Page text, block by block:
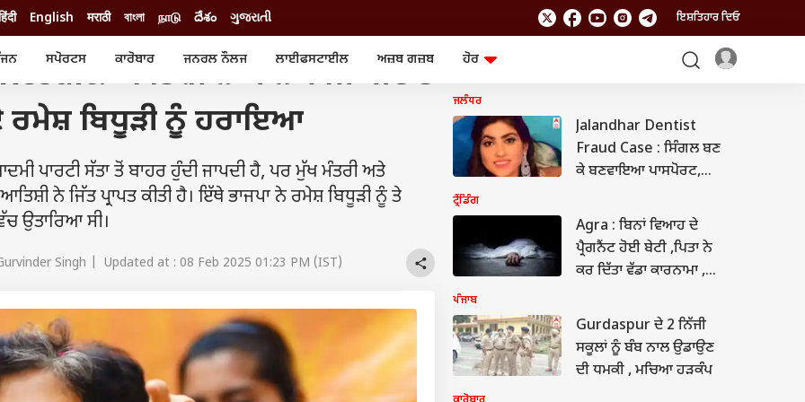
English मराठी বাংলা நாடு దేశం ગુજરાતી ਇਸ਼ਤਿਹਾਰ ਦਿਓ
ਸਪੋਰਟਸ ਕਾਰੋਬਾਰ ਜਨਰਲ ਨੌਲਜ ਲਾਈਫਸਟਾਈਲ ਅਜ਼ਬ ਗਜ਼ਬ
ਹੋਰ
ਸਟਾਰ
ਸਪੋਰਟਸ
ਕ੍ਰਿਕਟ
ਫੁੱਟਬਾਲ
ਆਈਪੀਐਲ
ਕਾਰੋਬਾਰ
ਪਰਸਨਲ ਫਾਈਨਾਂਸ
ਆਈਪੀਓ
ਸਿਹਤ
ਯਾਤਰਾ
Chat GPT
ਜਨਰਲ ਨੌਲਜ
ਅਜ਼ਬ ਗਜ਼ਬ
ਚੋਣਾਂ 2025
ਟ੍ਰੈਂਡਿੰਗ
ਰਾਸ਼ੀਫਲ
ਨੇ ਕਾਲਕਾਜੀ ਸੀਟ ਤੋਂ ਚੋਣ ਜਿੱਤੀ, ਭਾਜਪਾ ਦੇ ਰਮੇਸ਼ ਬਿਧੂੜੀ ਨੂੰ ਹਰਾਇਆ
ਆਤਿਸ਼ੀ ਨੇ ਕਾਲਕਾਜੀ ਸੀਟ ਤੋਂ
ਰਮੇਸ਼ ਬਿਧੂੜੀ ਨੂੰ ਹਰਾਇਆ
ਪਾਰਟੀ ਸੱਤਾ ਤੋਂ ਬਾਹਰ ਹੁੰਦੀ ਜਾਪਦੀ ਹੈ, ਪਰ ਮੁੱਖ ਮੰਤਰੀ ਅਤੇ
ਨੇ ਜਿੱਤ ਪ੍ਰਾਪਤ ਕੀਤੀ ਹੈ। ਇੱਥੇ ਭਾਜਪਾ ਨੇ ਰਮੇਸ਼ ਬਿਧੂੜੀ ਨੂੰ ਤੇ
ਉਤਾਰਿਆ ਸੀ।
Singh | Updated at : 08 Feb 2025 01:23 PM (IST)
ਟਾਪ ਹੈਡਲਾਈਨ
ਜਲੰਧਰ
Jalandhar Dentist
Fraud Case : ਸਿੰਗਲ ਬਣ
ਕੇ ਬਣਵਾਇਆ ਪਾਸਪੋਰਟ,
,ਪਤੀ ਦਾ ਆਰੋਪ
ਟ੍ਰੈਂਡਿੰਗ
Agra : ਬਿਨਾਂ ਵਿਆਹ ਦੇ
ਪ੍ਰੈਗਨੈਂਟ ਹੋਈ ਬੇਟੀ ,ਪਿਤਾ ਨੇ
ਕਰ ਦਿੱਤਾ ਵੱਡਾ ਕਾਰਨਾਮਾ ,
ਪੰਜਾਬ
Gurdaspur ਦੇ 2 ਨਿੱਜੀ
ਸਕੂਲਾਂ ਨੂੰ ਬੰਬ ਨਾਲ ਉਡਾਉਣ
ਦੀ ਧਮਕੀ , ਮਚਿਆ ਹੜਕੰਪ